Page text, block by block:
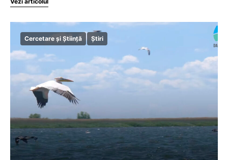
Cercetare și Știință Știri